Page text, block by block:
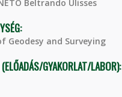
Beltrando Ulisses
Geodesy and Surveying
GYAKORLAT/LABOR):